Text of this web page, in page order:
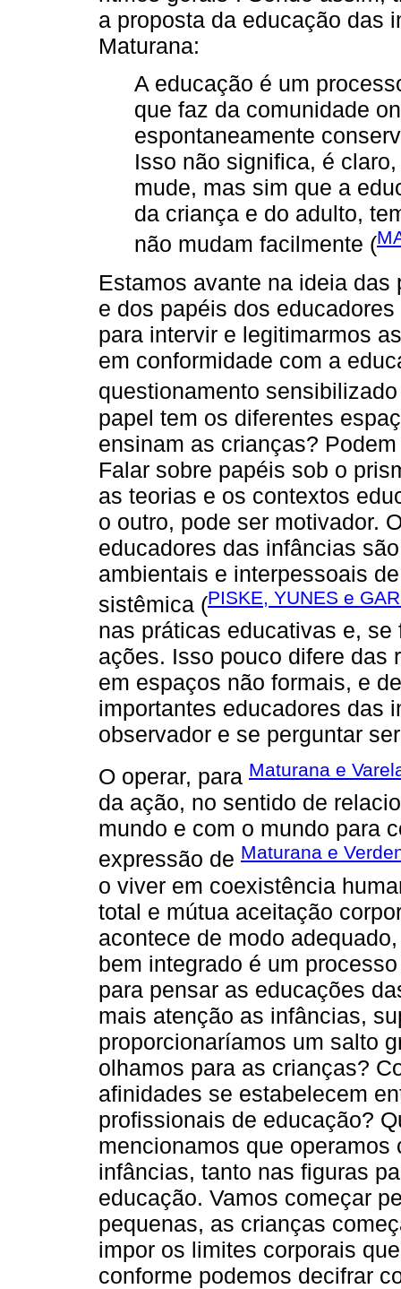
a proposta da educação das
Maturana:
A educação é um
que faz da comunidade
espontaneamente
Isso não significa, é
mude, mas sim que a
da criança e do adulto,
não mudam facilmente (
Estamos avante na ideia
e dos papéis dos
para intervir e legitimarmos
em conformidade com a
questionamento
papel tem os diferentes
ensinam as crianças?
Falar sobre papéis sob o
as teorias e os contextos
o outro, pode ser motivador.
educadores das infâncias
ambientais e interpessoais
sistêmica (PISKE, YUNES e
nas práticas educativas e,
ações. Isso pouco difere das
em espaços não formais, e
importantes educadores das
observador e se perguntar
O operar, para Maturana e
da ação, no sentido de
mundo e com o mundo para
expressão de Maturana e
o viver em coexistência
total e mútua aceitação
acontece de modo
bem integrado é um
para pensar as educações
mais atenção as infâncias,
proporcionaríamos um salto
olhamos para as crianças?
afinidades se estabelecem
profissionais de educação?
mencionamos que
infâncias, tanto nas figuras
educação. Vamos começar
pequenas, as crianças
impor os limites corporais
conforme podemos decifrar